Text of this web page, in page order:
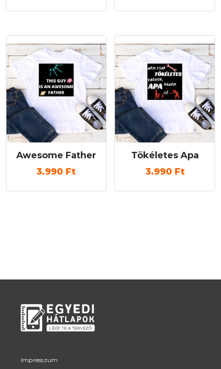
Awesome Father
3.990 Ft
Tökéletes Apa
3.990 Ft
Impresszum